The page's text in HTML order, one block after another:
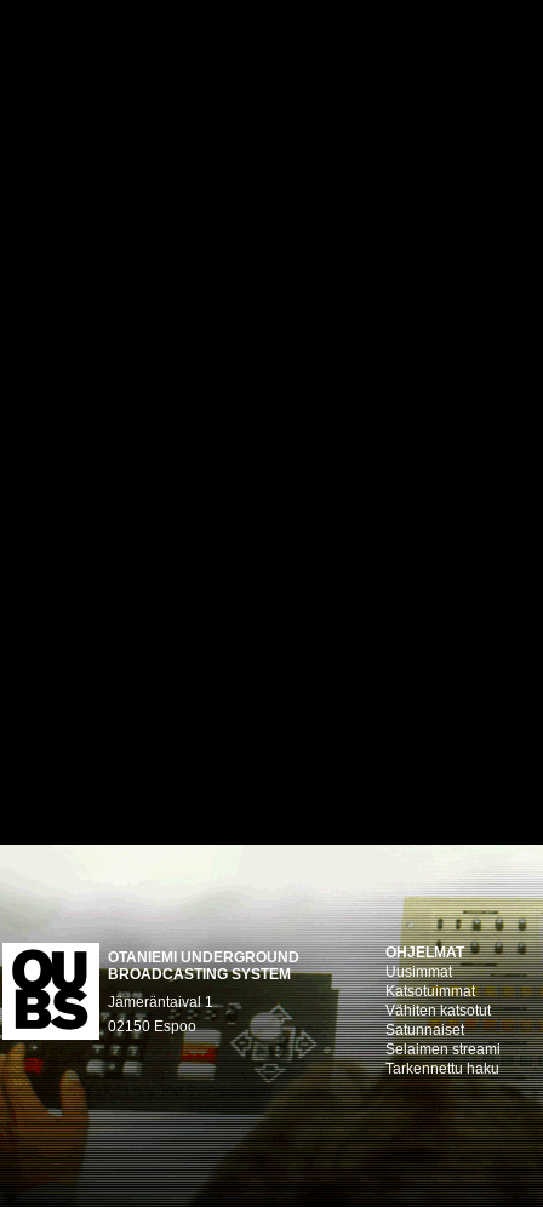
OTANIEMI UNDERGROUND
BROADCASTING SYSTEM
Jämeräntaival 1
02150 Espoo
OHJELMAT
Uusimmat
Katsotuimmat
Vähiten katsotut
Satunnaiset
Selaimen streami
Tarkennettu haku